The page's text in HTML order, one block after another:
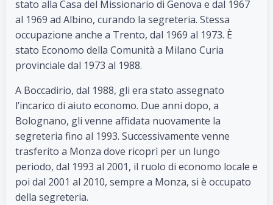
stato alla Casa del Missionario di Genova e dal 1967
al 1969 ad Albino, curando la segreteria. Stessa
occupazione anche a Trento, dal 1969 al 1973. È
stato Economo della Comunità a Milano Curia
provinciale dal 1973 al 1988.
A Boccadirio, dal 1988, gli era stato assegnato
l’incarico di aiuto economo. Due anni dopo, a
Bolognano, gli venne affidata nuovamente la
segreteria fino al 1993. Successivamente venne
trasferito a Monza dove ricoprì per un lungo
periodo, dal 1993 al 2001, il ruolo di economo locale e
poi dal 2001 al 2010, sempre a Monza, si è occupato
della segreteria.